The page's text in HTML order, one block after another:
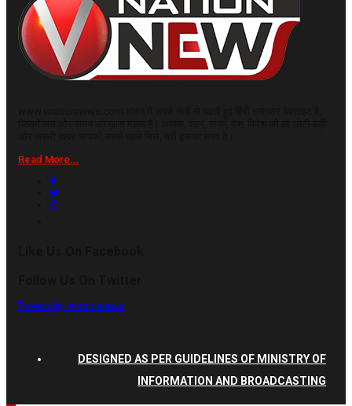
Read More...
Tweets by vnationnews
DESIGNED AS PER GUIDELINES OF MINISTRY OF
INFORMATION AND BROADCASTING